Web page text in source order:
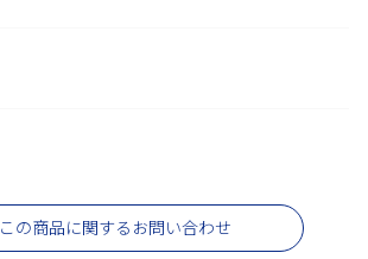
この商品に関するお問い合わせ